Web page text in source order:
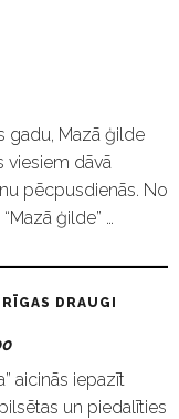
gadu, Mazā ģilde
viesiem dāvā
pēcpusdienās. No
ģilde” …
DRAUGI
aicinās iepazīt
un piedalīties